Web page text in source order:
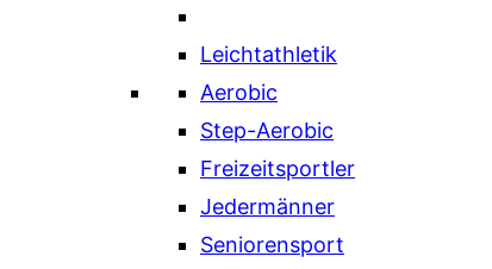
Leichtathletik
Aerobic
Step-Aerobic
Freizeitsportler
Jedermänner
Seniorensport